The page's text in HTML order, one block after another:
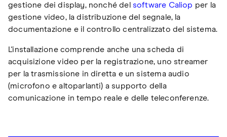
gestione dei display, nonché del software Caliop per la
gestione video, la distribuzione del segnale, la
documentazione e il controllo centralizzato del sistema.
L'installazione comprende anche una scheda di
acquisizione video per la registrazione, uno streamer
per la trasmissione in diretta e un sistema audio
(microfono e altoparlanti) a supporto della
comunicazione in tempo reale e delle teleconferenze.